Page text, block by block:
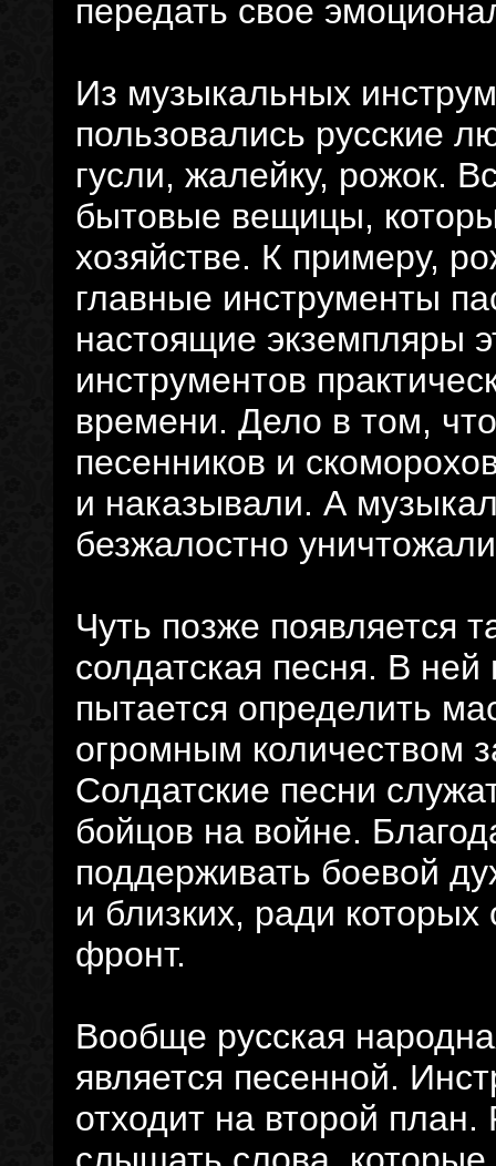
передать свое
Из музыкальных
пользовались русские
гусли, жалейку, рожок.
бытовые вещицы,
хозяйстве. К примеру,
главные инструменты
настоящие экземпляры
инструментов
времени. Дело в том,
песенников и
и наказывали. А
безжалостно
Чуть позже появляется
солдатская песня. В ней
пытается определить
огромным количеством
Солдатские песни
бойцов на войне.
поддерживать боевой
и близких, ради
фронт.
Вообще русская
является песенной.
отходит на второй